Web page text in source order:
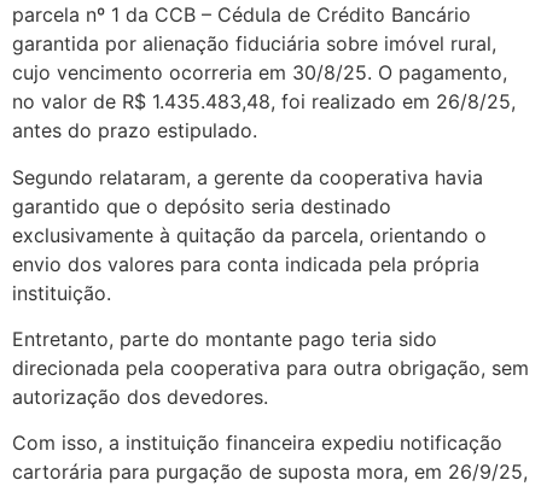
parcela nº 1 da CCB – Cédula de Crédito Bancário
garantida por alienação fiduciária sobre imóvel rural,
cujo vencimento ocorreria em 30/8/25. O pagamento,
no valor de R$ 1.435.483,48, foi realizado em 26/8/25,
antes do prazo estipulado.
Segundo relataram, a gerente da cooperativa havia
garantido que o depósito seria destinado
exclusivamente à quitação da parcela, orientando o
envio dos valores para conta indicada pela própria
instituição.
Entretanto, parte do montante pago teria sido
direcionada pela cooperativa para outra obrigação, sem
autorização dos devedores.
Com isso, a instituição financeira expediu notificação
cartorária para purgação de suposta mora, em 26/9/25,